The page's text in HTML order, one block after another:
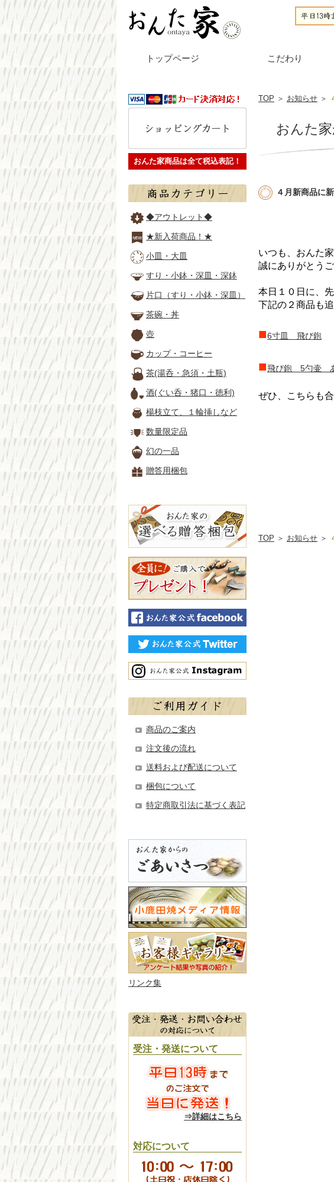
トップページ こだわり
TOP ＞ お知らせ ＞
おんた
４月新商品に
いつも、おんた
誠にありがとう
本日１０日に、
下記の２商品も
■6寸皿 飛び鉋
■飛び鉋 5勺壷
ぜひ、こちらも
TOP ＞ お知らせ ＞
おんた家商品は全て税込表記！
◆アウトレット◆
★新入荷商品！★
小皿・大皿
すり・小鉢・深皿・深鉢
片口（すり・小鉢・深皿）
茶碗・丼
壺
カップ・コーヒー
茶(湯呑・急須・土瓶)
酒(ぐい呑・猪口・徳利)
楊枝立て、１輪挿しなど
数量限定品
幻の一品
贈答用梱包
商品のご案内
注文後の流れ
送料および配送について
梱包について
特定商取引法に基づく表記
リンク集
受注・発送について
⇒詳細はこちら
対応について